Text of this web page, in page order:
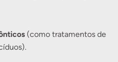
(como tratamentos de